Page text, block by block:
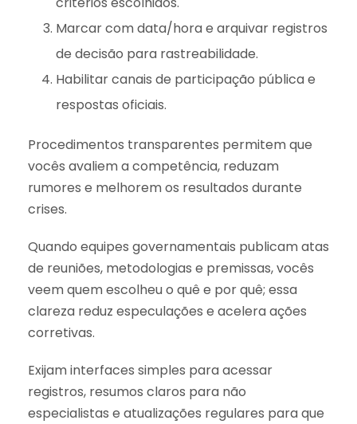
Marcar com data/hora e arquivar registros
de decisão para rastreabilidade.
Habilitar canais de participação pública e
respostas oficiais.
Procedimentos transparentes permitem que
vocês avaliem a competência, reduzam
rumores e melhorem os resultados durante
crises.
Quando equipes governamentais publicam atas
de reuniões, metodologias e premissas, vocês
veem quem escolheu o quê e por quê; essa
clareza reduz especulações e acelera ações
corretivas.
Exijam interfaces simples para acessar
registros, resumos claros para não
especialistas e atualizações regulares para que